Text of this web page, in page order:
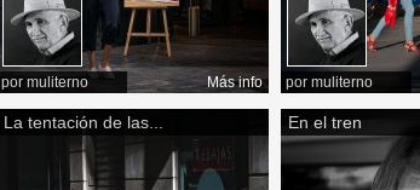
por muliterno Más info por muliterno
La tentación de las... En el tren